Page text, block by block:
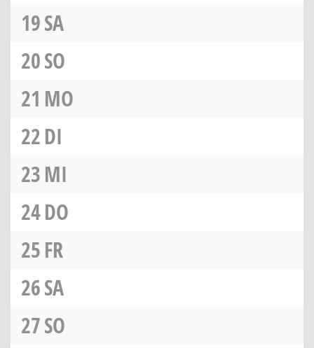
19SA
20SO
21 MO
22DI
23MI
24DO
25FR
26SA
27SO